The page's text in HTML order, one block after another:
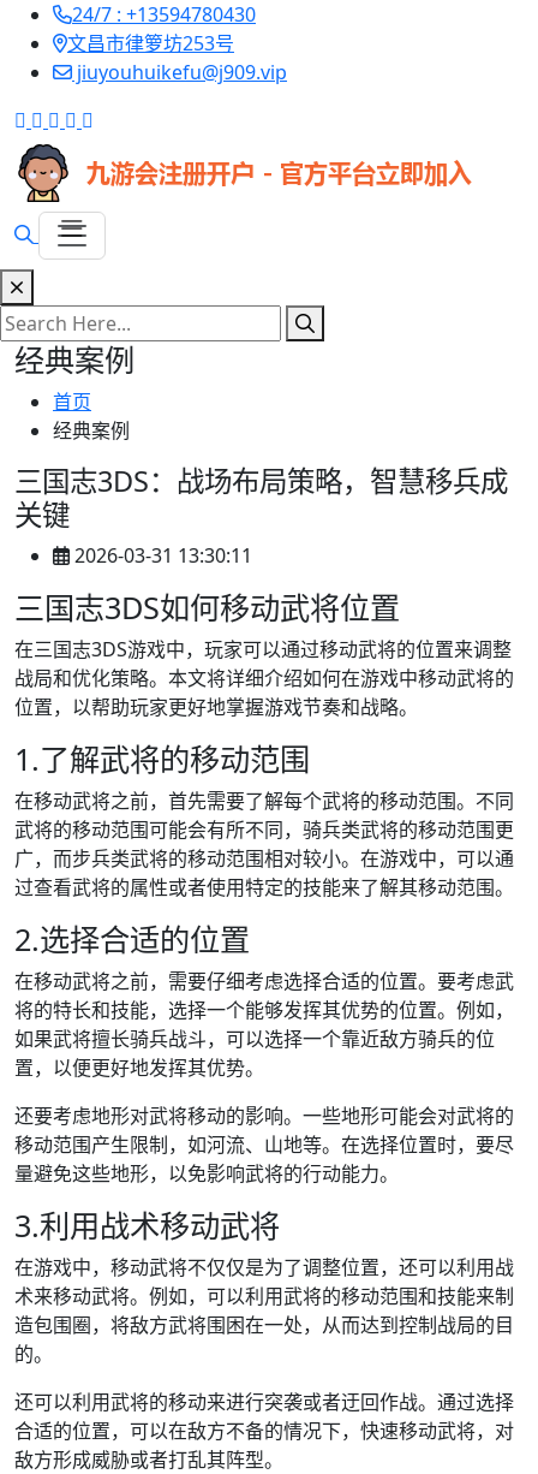
24/7 : +13594780430
文昌市律箩坊253号
jiuyouhuikefu@j909.vip
经典案例
首页
经典案例
三国志3DS：战场布局策略，智慧移兵成
关键
2026-03-31 13:30:11
三国志3DS如何移动武将位置
在三国志3DS游戏中，玩家可以通过移动武将的位置来调整
战局和优化策略。本文将详细介绍如何在游戏中移动武将的
位置，以帮助玩家更好地掌握游戏节奏和战略。
1.了解武将的移动范围
在移动武将之前，首先需要了解每个武将的移动范围。不同
武将的移动范围可能会有所不同，骑兵类武将的移动范围更
广，而步兵类武将的移动范围相对较小。在游戏中，可以通
过查看武将的属性或者使用特定的技能来了解其移动范围。
2.选择合适的位置
在移动武将之前，需要仔细考虑选择合适的位置。要考虑武
将的特长和技能，选择一个能够发挥其优势的位置。例如，
如果武将擅长骑兵战斗，可以选择一个靠近敌方骑兵的位
置，以便更好地发挥其优势。
还要考虑地形对武将移动的影响。一些地形可能会对武将的
移动范围产生限制，如河流、山地等。在选择位置时，要尽
量避免这些地形，以免影响武将的行动能力。
3.利用战术移动武将
在游戏中，移动武将不仅仅是为了调整位置，还可以利用战
术来移动武将。例如，可以利用武将的移动范围和技能来制
造包围圈，将敌方武将围困在一处，从而达到控制战局的目
的。
还可以利用武将的移动来进行突袭或者迂回作战。通过选择
合适的位置，可以在敌方不备的情况下，快速移动武将，对
敌方形成威胁或者打乱其阵型。